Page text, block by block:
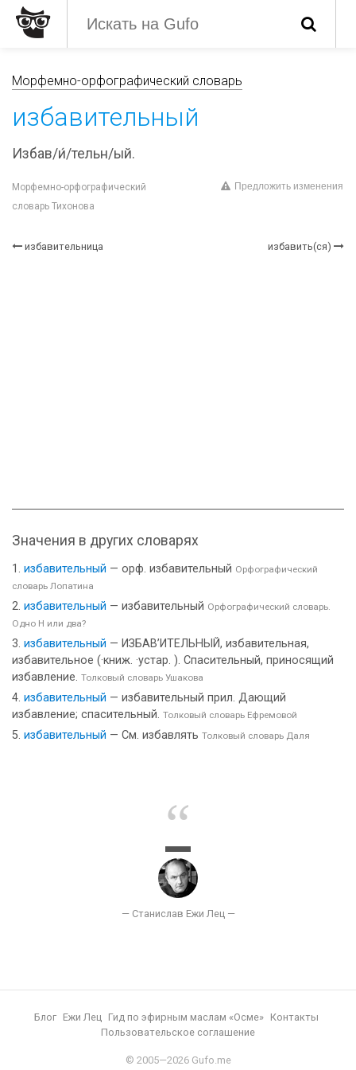
Морфемно-орфографический словарь
избавительный
Избав/и́/тельн/ый.
Морфемно-орфографический
словарь Тихонова
Предложить изменения
избавительница избавить(ся)
Значения в других словарях
избавительный — орф. избавительный Орфографический
словарь Лопатина
избавительный — избавительный Орфографический словарь.
Одно Н или два?
избавительный — ИЗБАВ’ИТЕЛЬНЫЙ, избавительная,
избавительное (·книж. ·устар. ). Спасительный, приносящий
избавление. Толковый словарь Ушакова
избавительный — избавительный прил. Дающий
избавление; спасительный. Толковый словарь Ефремовой
избавительный — См. избавлять Толковый словарь Даля
Блог Ежи Лец Гид по эфирным маслам «Осме»
Контакты
Пользовательское соглашение
© 2005—2026 Gufo.me